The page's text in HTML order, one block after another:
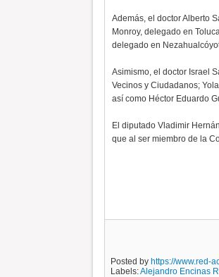
Además, el doctor Alberto
Monroy, delegado en
delegado en
Asimismo, el doctor Israel
Vecinos y Ciudadanos;
así como Héctor Eduardo
El diputado Vladimir
que al ser miembro de la
Posted by https://www.red-
Labels:Alejandro Encinas